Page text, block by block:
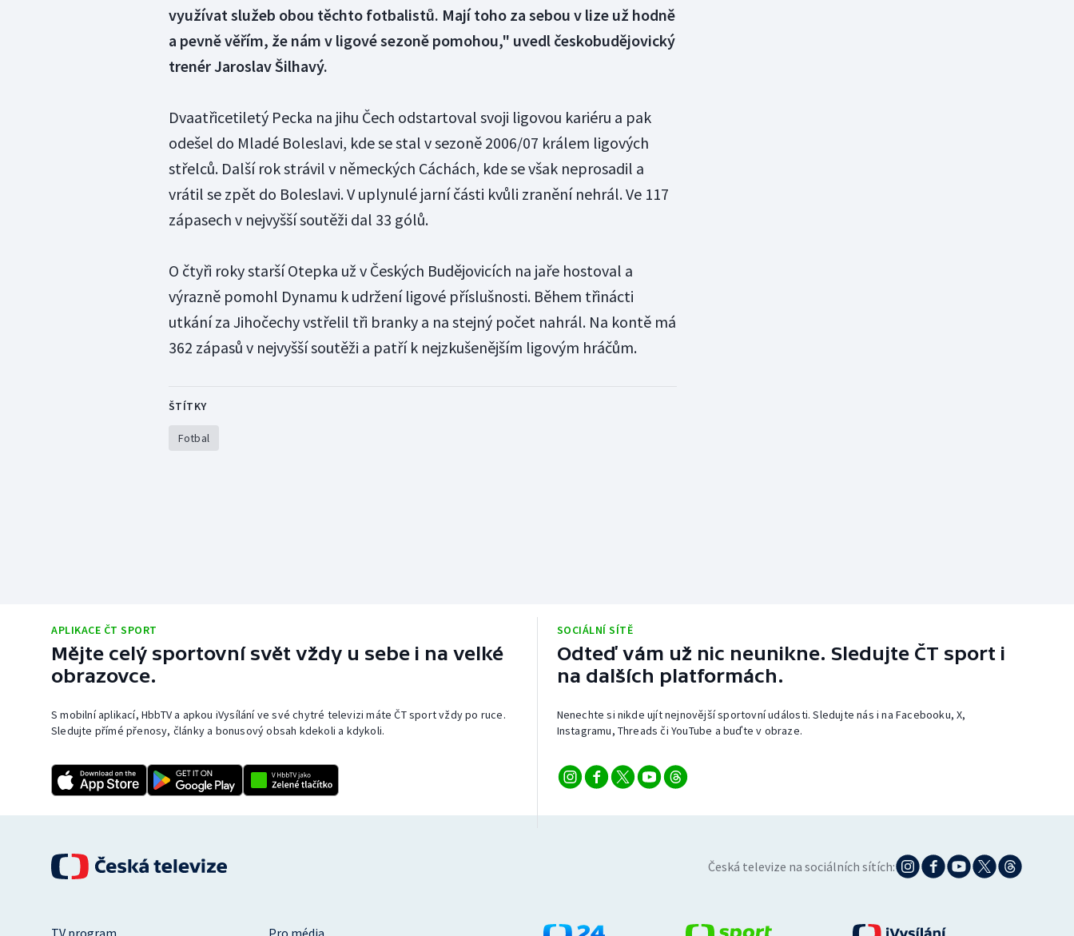
využívat služeb obou těchto fotbalistů. Mají toho za sebou v lize už hodně
a pevně věřím, že nám v ligové sezoně pomohou," uvedl českobudějovický
trenér Jaroslav Šilhavý.
Dvaatřicetiletý Pecka na jihu Čech odstartoval svoji ligovou kariéru a pak
odešel do Mladé Boleslavi, kde se stal v sezoně 2006/07 králem ligových
střelců. Další rok strávil v německých Cáchách, kde se však neprosadil a
vrátil se zpět do Boleslavi. V uplynulé jarní části kvůli zranění nehrál. Ve 117
zápasech v nejvyšší soutěži dal 33 gólů.
O čtyři roky starší Otepka už v Českých Budějovicích na jaře hostoval a
výrazně pomohl Dynamu k udržení ligové příslušnosti. Během třinácti
utkání za Jihočechy vstřelil tři branky a na stejný počet nahrál. Na kontě má
362 zápasů v nejvyšší soutěži a patří k nejzkušenějším ligovým hráčům.
ŠTÍTKY
Fotbal
APLIKACE ČT SPORT
Mějte celý sportovní svět vždy u sebe i na velké
obrazovce.
S mobilní aplikací, HbbTV a apkou iVysílání ve své chytré televizi máte ČT sport vždy po ruce.
Sledujte přímé přenosy, články a bonusový obsah kdekoli a kdykoli.
SOCIÁLNÍ SÍTĚ
Odteď vám už nic neunikne. Sledujte ČT sport i
na dalších platformách.
Nenechte si nikde ujít nejnovější sportovní události. Sledujte nás i na Facebooku, X,
Instagramu, Threads či YouTube a buďte v obraze.
Česká televize na sociálních sítích:
TV program Pro média